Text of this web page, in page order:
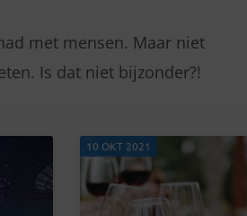
met mensen. Maar niet
Is dat niet bijzonder?!
10 OKT 2021